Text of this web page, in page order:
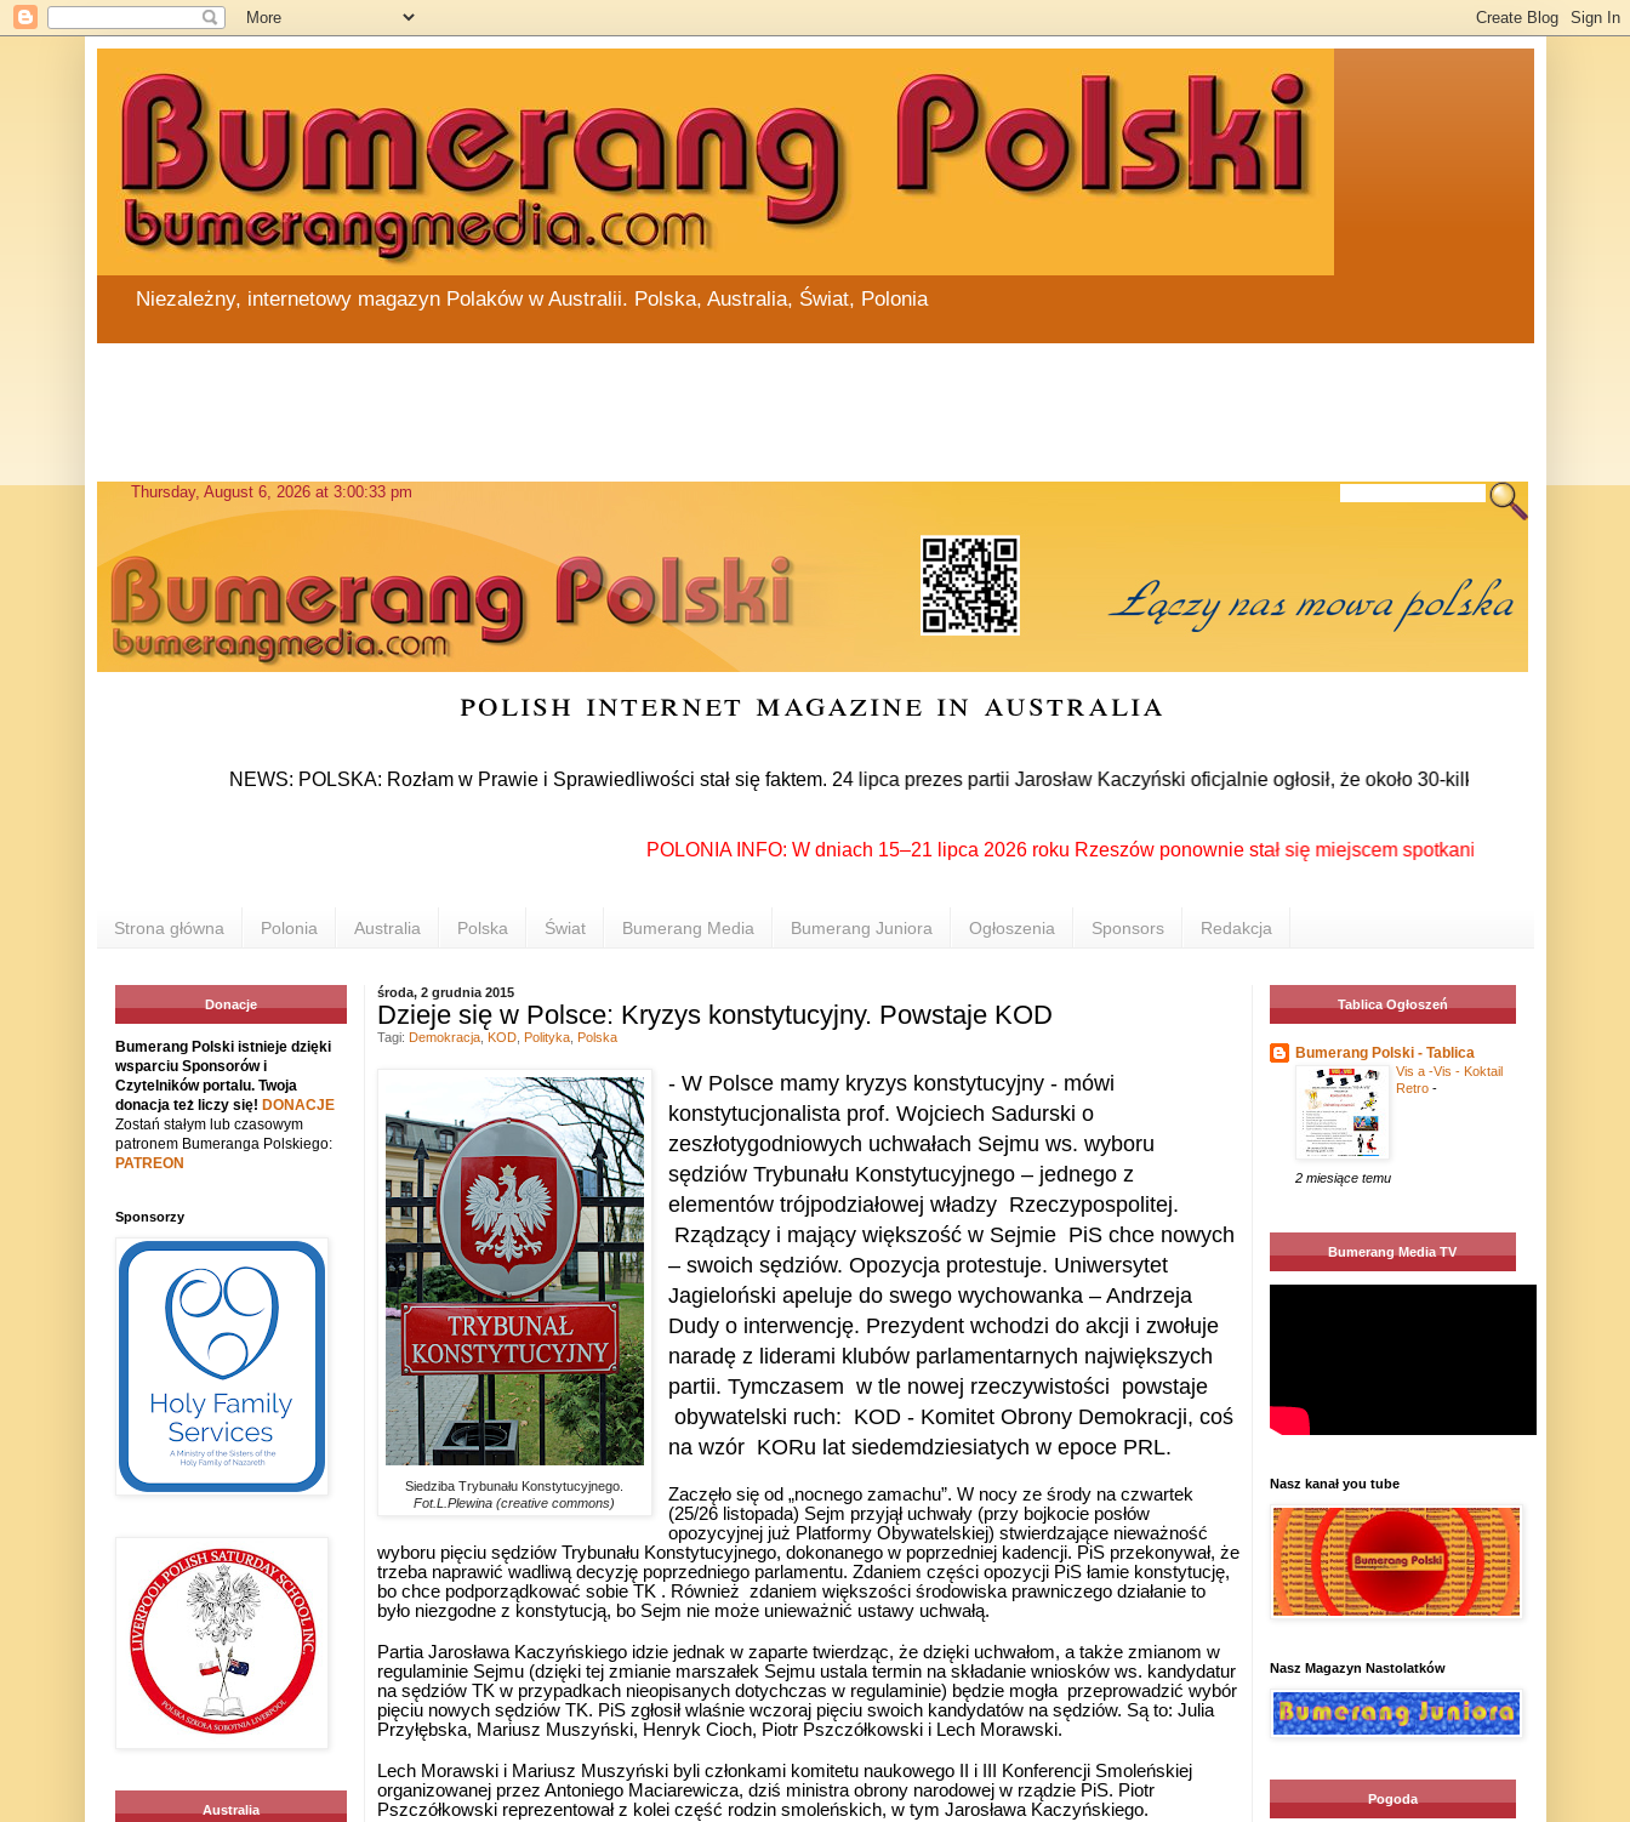
Niezależny, internetowy magazyn Polaków w Australii. Polska, Australia, Świat, Polonia
polish internet magazine in australia
NEWS: POLSKA: Rozłam w Prawie i Sprawiedliwości stał się faktem. 24 lipca prezes partii Jarosław Kaczyński oficjalnie ogłosił, że około 30-kilku posłów
POLONIA INFO: W dniach 15–21 lipca 2026 roku Rzeszów ponownie stał się miejscem spotkania Polonii z
Strona główna Polonia Australia Polska Świat Bumerang Media Bumerang Juniora Ogłoszenia Sponsors Redakcja
środa, 2 grudnia 2015
Dzieje się w Polsce: Kryzys konstytucyjny. Powstaje KOD
Siedziba Trybunału Konstytucyjnego.
Fot.L.Plewina (creative commons)
- W Polsce mamy kryzys konstytucyjny - mówi
konstytucjonalista prof. Wojciech Sadurski o
zeszłotygodniowych uchwałach Sejmu ws. wyboru
sędziów Trybunału Konstytucyjnego – jednego z
elementów trójpodziałowej władzy Rzeczypospolitej.
Rządzący i mający większość w Sejmie PiS chce nowych
– swoich sędziów. Opozycja protestuje. Uniwersytet
Jagieloński apeluje do swego wychowanka – Andrzeja
Dudy o interwencję. Prezydent wchodzi do akcji i zwołuje
naradę z liderami klubów parlamentarnych największych
partii. Tymczasem w tle nowej rzeczywistości powstaje
obywatelski ruch: KOD - Komitet Obrony Demokracji, coś
na wzór KORu lat siedemdziesiatych w epoce PRL.
Zaczęło się od „nocnego zamachu”. W nocy ze środy na czwartek
(25/26 listopada) Sejm przyjął uchwały (przy bojkocie posłów
opozycyjnej już Platformy Obywatelskiej) stwierdzające nieważność
wyboru pięciu sędziów Trybunału Konstytucyjnego, dokonanego w poprzedniej kadencji. PiS przekonywał, że
trzeba naprawić wadliwą decyzję poprzedniego parlamentu. Zdaniem części opozycji PiS łamie konstytucję,
bo chce podporządkować sobie TK . Również zdaniem większości środowiska prawniczego działanie to
było niezgodne z konstytucją, bo Sejm nie może unieważnić ustawy uchwałą.
Partia Jarosława Kaczyńskiego idzie jednak w zaparte twierdząc, że dzięki uchwałom, a także zmianom w
regulaminie Sejmu (dzięki tej zmianie marszałek Sejmu ustala termin na składanie wniosków ws. kandydatur
na sędziów TK w przypadkach nieopisanych dotychczas w regulaminie) będzie mogła przeprowadzić wybór
pięciu nowych sędziów TK. PiS zgłosił wlaśnie wczoraj pięciu swoich kandydatów na sędziów. Są to: Julia
Przyłębska, Mariusz Muszyński, Henryk Cioch, Piotr Pszczółkowski i Lech Morawski.
Lech Morawski i Mariusz Muszyński byli członkami komitetu naukowego II i III Konferencji Smoleńskiej
organizowanej przez Antoniego Maciarewicza, dziś ministra obrony narodowej w rządzie PiS. Piotr
Pszczółkowski reprezentował z kolei część rodzin smoleńskich, w tym Jarosława Kaczyńskiego.
Tagi: Demokracja, KOD, Polityka, Polska
Donacje
Bumerang Polski istnieje dzięki
wsparciu Sponsorów i
Czytelników portalu. Twoja
donacja też liczy się! DONACJE
Zostań stałym lub czasowym
patronem Bumeranga Polskiego:
PATREON
Sponsorzy
Australia
Tablica Ogłoszeń
Bumerang Polski - Tablica
Vis a -Vis - Koktail
Retro -
2 miesiące temu
Bumerang Media TV
Nasz kanał you tube
Nasz Magazyn Nastolatków
Pogoda